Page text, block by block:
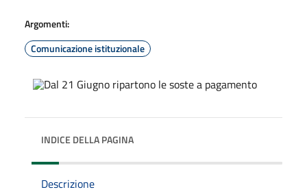
Argomenti:
Comunicazione istituzionale
INDICE DELLA PAGINA
Descrizione